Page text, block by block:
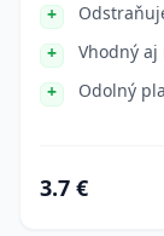
Vhodný aj
Odolný
3.7 €